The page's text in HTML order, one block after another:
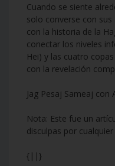
Cuando se siente
solo converse con
con la historia de la
conectar los niveles
Hei) y las cuatro
con la revelación
Jag Pesaj Sameaj
Nota: Este fue un
disculpas por
{||}